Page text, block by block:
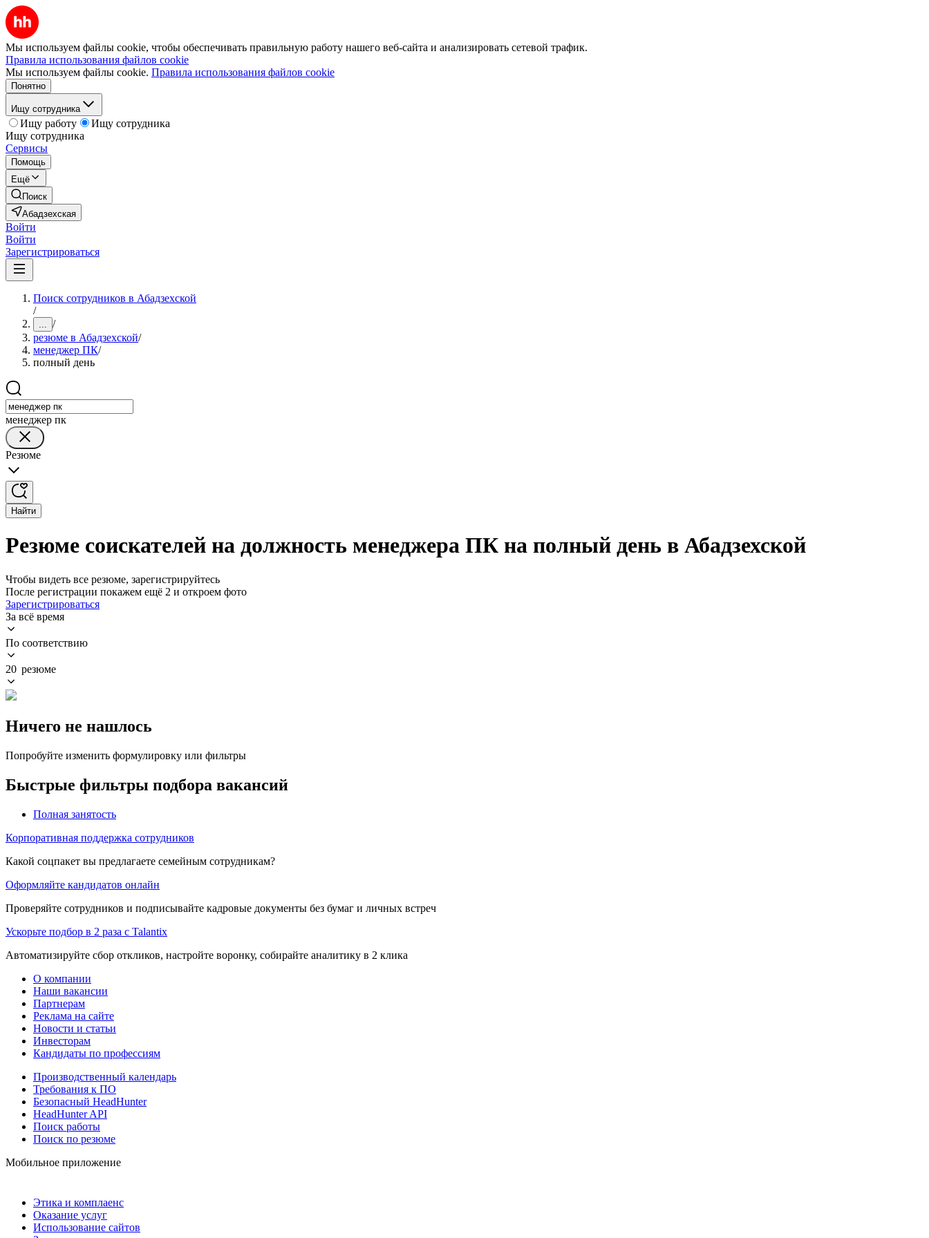
Мы используем файлы cookie, чтобы обеспечивать правильную работу нашего веб-сайта и анализировать сетевой трафик.
Правила использования файлов cookie
Мы используем файлы cookie. Правила использования файлов cookie
Понятно
Ищу сотрудника
Ищу работу
Ищу сотрудника
Ищу сотрудника
Сервисы
Помощь
Ещё
Поиск
Абадзехская
Войти
Войти
Зарегистрироваться
Поиск сотрудников в Абадзехской
/
... /
резюме в Абадзехской/
менеджер ПК/
полный день
менеджер пк
Резюме
Найти
Резюме соискателей на должность менеджера ПК на полный день в Абадзехской
Чтобы видеть все резюме, зарегистрируйтесь
После регистрации покажем ещё 2 и откроем фото
Зарегистрироваться
За всё время
По соответствию
20 резюме
Ничего не нашлось
Попробуйте изменить формулировку или фильтры
Быстрые фильтры подбора вакансий
Полная занятость
Корпоративная поддержка сотрудников
Какой соцпакет вы предлагаете семейным сотрудникам?
Оформляйте кандидатов онлайн
Проверяйте сотрудников и подписывайте кадровые документы без бумаг и личных встреч
Ускорьте подбор в 2 раза с Talantix
Автоматизируйте сбор откликов, настройте воронку, собирайте аналитику в 2 клика
О компании
Наши вакансии
Партнерам
Реклама на сайте
Новости и статьи
Инвесторам
Кандидаты по профессиям
Производственный календарь
Требования к ПО
Безопасный HeadHunter
HeadHunter API
Поиск работы
Поиск по резюме
Мобильное приложение
Этика и комплаенс
Оказание услуг
Использование сайтов